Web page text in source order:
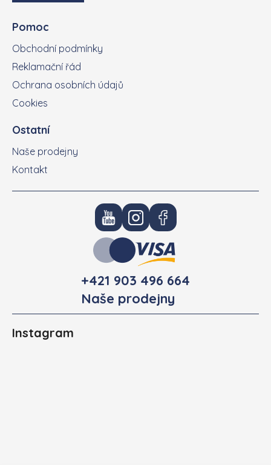
Pomoc
Obchodní podmínky
Reklamační řád
Ochrana osobních údajů
Cookies
Ostatní
Naše prodejny
Kontakt
+421 903 496 664
Naše prodejny
Instagram